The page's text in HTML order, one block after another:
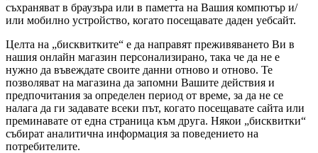
съхраняват в браузъра или в паметта на Вашия компютър и/
или мобилно устройство, когато посещавате даден уебсайт.
Целта на „бисквитките“ е да направят преживяването Ви в
нашия онлайн магазин персонализирано, така че да не е
нужно да въвеждате своите данни отново и отново. Те
позволяват на магазина да запомни Вашите действия и
предпочитания за определен период от време, за да не се
налага да ги задавате всеки път, когато посещавате сайта или
преминавате от една страница към друга. Някои „бисквитки“
събират аналитична информация за поведението на
потребителите.